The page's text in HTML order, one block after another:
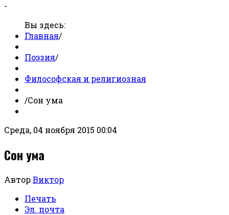
-
Вы здесь:
Главная/
Поэзия/
Философская и религиозная
/Сон ума
Среда, 04 ноября 2015 00:04
Сон ума
АвторВиктор
Печать
Эл. почта